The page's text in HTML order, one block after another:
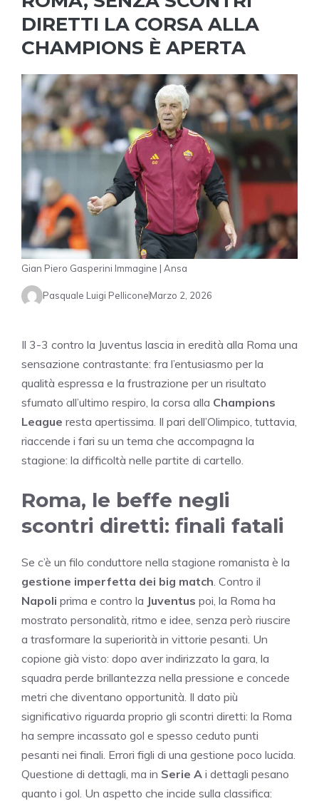
DIRETTI LA CORSA ALLA
CHAMPIONS È APERTA
Gian Piero Gasperini Immagine | Ansa
Pasquale Luigi PelliconeMarzo 2, 2026
Il 3-3 contro la Juventus lascia in eredità alla Roma una
sensazione contrastante: fra l’entusiasmo per la
qualità espressa e la frustrazione per un risultato
sfumato all’ultimo respiro, la corsa alla Champions
League resta apertissima. Il pari dell’Olimpico, tuttavia,
riaccende i fari su un tema che accompagna la
stagione: la difficoltà nelle partite di cartello.
Roma, le beffe negli
scontri diretti: finali fatali
Se c’è un filo conduttore nella stagione romanista è la
gestione imperfetta dei big match . Contro il
Napoli prima e contro la Juventus poi, la Roma ha
mostrato personalità, ritmo e idee, senza però riuscire
a trasformare la superiorità in vittorie pesanti. Un
copione già visto: dopo aver indirizzato la gara, la
squadra perde brillantezza nella pressione e concede
metri che diventano opportunità. Il dato più
significativo riguarda proprio gli scontri diretti: la Roma
ha sempre incassato gol e spesso ceduto punti
pesanti nei finali. Errori figli di una gestione poco lucida.
Questione di dettagli, ma in Serie A i dettagli pesano
quanto i gol. Un aspetto che incide sulla classifica: